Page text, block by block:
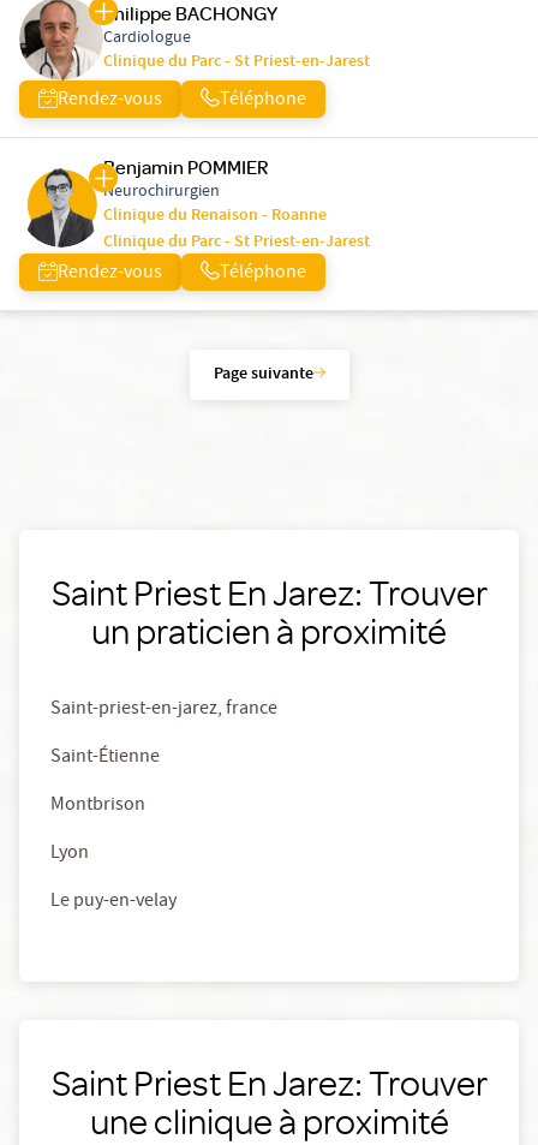
Philippe BACHONGY
Cardiologue
Clinique du Parc - St Priest-en-Jarest
Rendez-vous Téléphone
Benjamin POMMIER
Neurochirurgien
Clinique du Renaison - Roanne
Clinique du Parc - St Priest-en-Jarest
Rendez-vous Téléphone
Page suivante
Saint Priest En Jarez: Trouver
un praticien à proximité
Saint-priest-en-jarez, france
Saint-Étienne
Montbrison
Lyon
Le puy-en-velay
Saint Priest En Jarez: Trouver
une clinique à proximité